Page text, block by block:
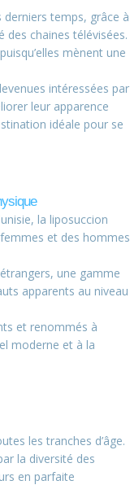
derniers temps, grâce à
des chaines télévisées.
mènent une
intéressées par
leur apparence
idéale pour se
la liposuccion
et des hommes
une gamme
apparents au niveau
et renommés à
moderne et à la
les tranches d’âge.
la diversité des
en parfaite